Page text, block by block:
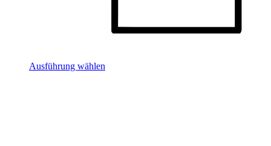
Ausführung wählen